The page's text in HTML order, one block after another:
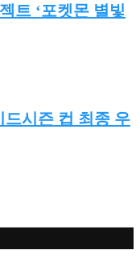
트 ‘포켓몬 별빛
드시즌 컵 최종 우